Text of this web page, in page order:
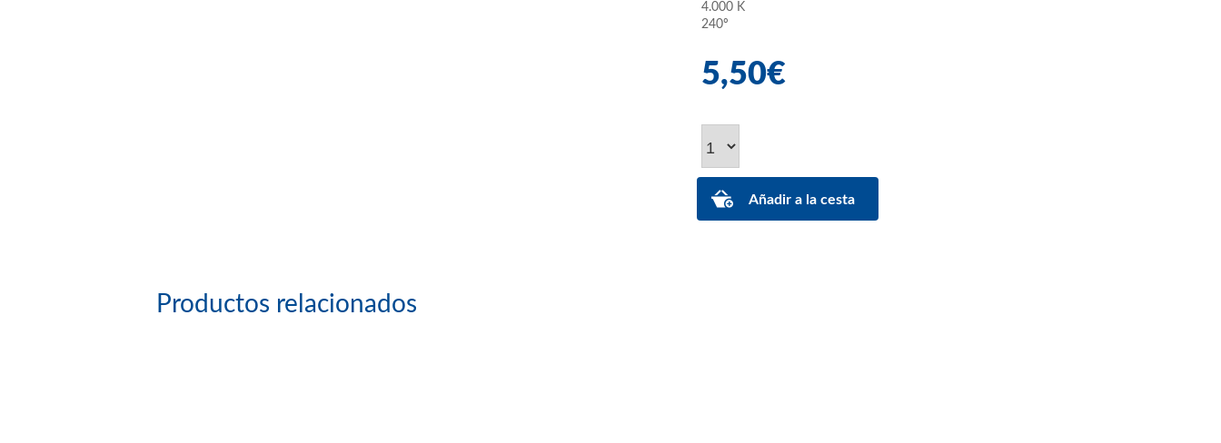
4.000 K
240º
5,50€
Productos relacionados